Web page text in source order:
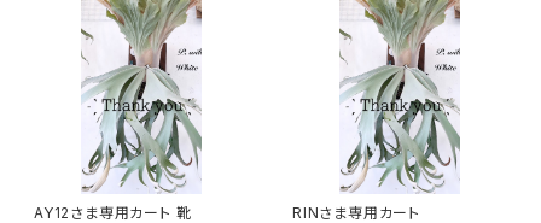
AY12さま専用カート 靴 RINさま専用カート